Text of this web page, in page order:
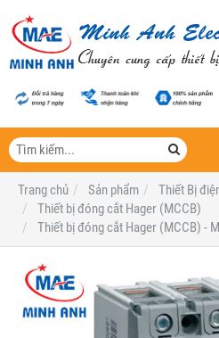
Trang chủ
Sản phẩm
Thiết Bị
Thiết bị đóng cắt Hager (MCCB)
Thiết bị đóng cắt Hager (MCCB) -